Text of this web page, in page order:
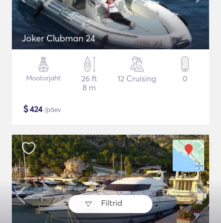
Filtrid
Joker Clubman 24
Mootorjaht
26 ft
8 m
12 Cruising 0
$424/päev